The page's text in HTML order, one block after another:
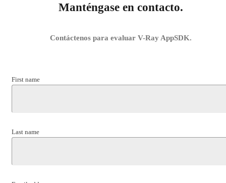
Manténgase en contacto.
Contáctenos para evaluar V-Ray AppSDK.
First name
Last name